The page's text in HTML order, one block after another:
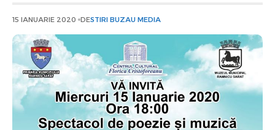
15 IANUARIE 2020 DESTIRI BUZAU MEDIA